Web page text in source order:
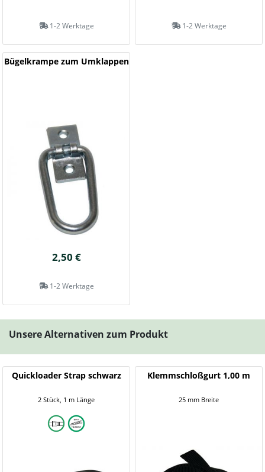
1-2 Werktage 1-2 Werktage
Bügelkrampe zum Umklappen
2,50 €
1-2 Werktage
Unsere Alternativen zum Produkt
Quickloader Strap schwarz
2 Stück, 1 m Länge
Klemmschloßgurt 1,00 m
25 mm Breite